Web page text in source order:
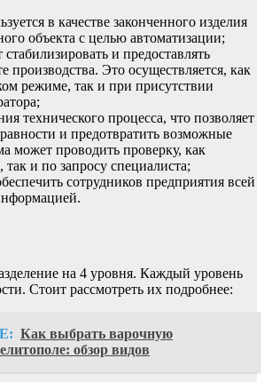
в качестве законченного изделия
объекта с целью автоматизации;
и предоставлять
производства. Это осуществляется, как
режиме, так и при присутствии
технического процесса, что позволяет
и предотвратить возможные
может проводить проверку, как
так и по запросу специалиста;
сотрудников предприятия всей
на 4 уровня. Каждый уровень
Стоит рассмотреть их подробнее:
Как выбрать варочную
обзор видов